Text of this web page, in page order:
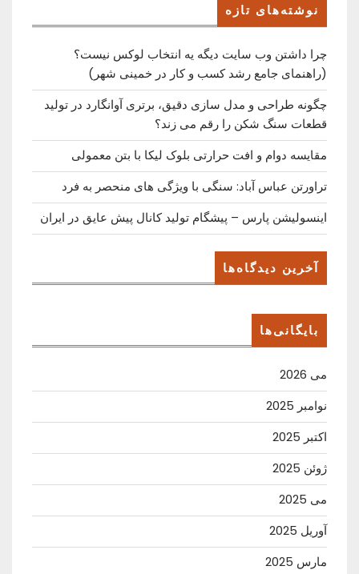
نوشته‌های تازه
چرا داشتن وب سایت دیگه یه انتخاب لوکس نیست؟
(راهنمای جامع رشد کسب ‌و کار در خمینی ‌شهر)
چگونه طراحی و مدل سازی دقیق، برتری آوانگارد در تولید
قطعات سنگ شکن را رقم می زند؟
مقایسه دوام و افت حرارتی بلوک لیکا با بتن معمولی
تراورتن عباس آباد: سنگی با ویژگی های منحصر به فرد
اینسولیشن پارس – پیشگام تولید کانال پیش عایق در ایران
آخرین دیدگاه‌ها
بایگانی‌ها
می 2026
نوامبر 2025
اکتبر 2025
ژوئن 2025
می 2025
آوریل 2025
مارس 2025